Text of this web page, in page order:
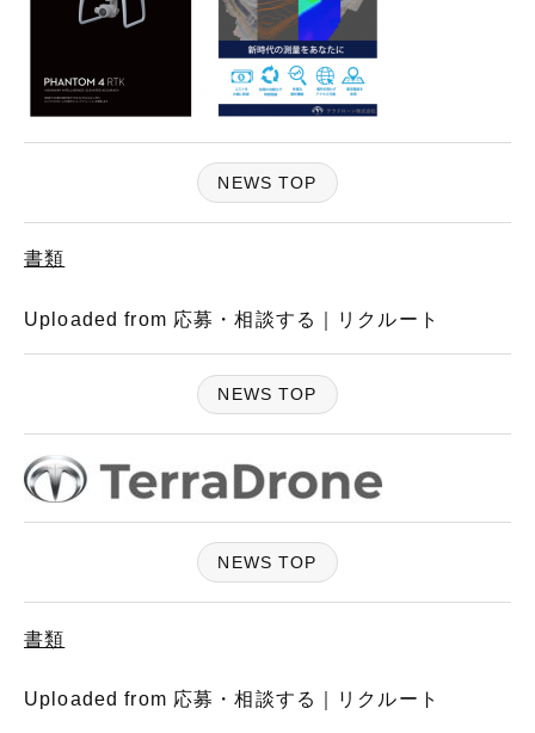
NEWS TOP
書類
Uploaded from 応募・相談する｜リクルート
NEWS TOP
NEWS TOP
書類
Uploaded from 応募・相談する｜リクルート